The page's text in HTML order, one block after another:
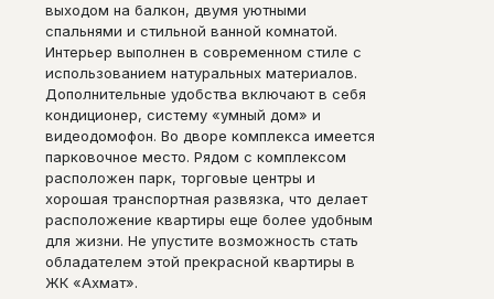
выходом на балкон, двумя уютными
спальнями и стильной ванной комнатой.
Интерьер выполнен в современном стиле с
использованием натуральных материалов.
Дополнительные удобства включают в себя
кондиционер, систему «умный дом» и
видеодомофон. Во дворе комплекса имеется
парковочное место. Рядом с комплексом
расположен парк, торговые центры и
хорошая транспортная развязка, что делает
расположение квартиры еще более удобным
для жизни. Не упустите возможность стать
обладателем этой прекрасной квартиры в
ЖК «Ахмат».